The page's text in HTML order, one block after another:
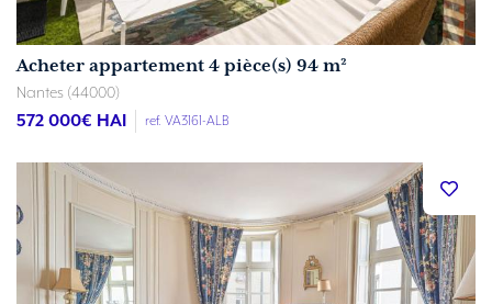
Acheter appartement 4 pièce(s) 94 m²
Nantes (44000)
572 000€ HAI ref. VA3161-ALB